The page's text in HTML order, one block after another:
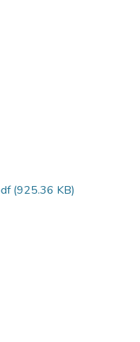
(925.36 KB)